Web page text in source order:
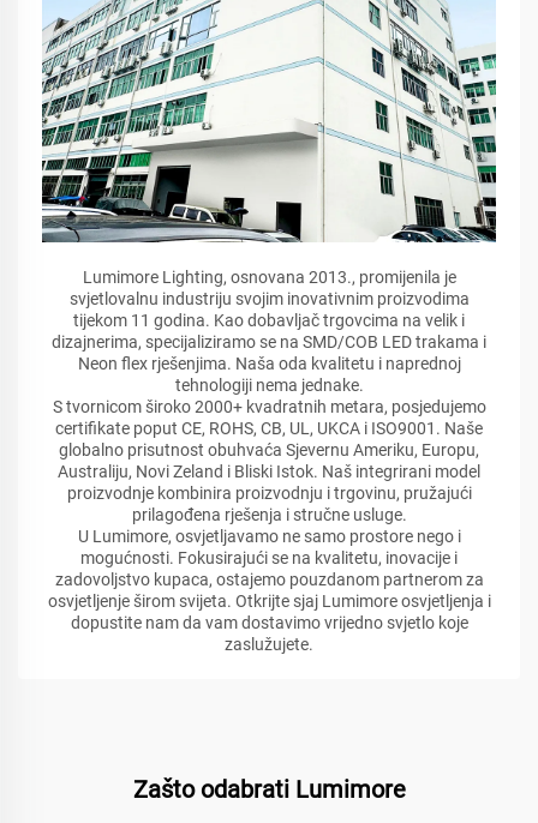
Lumimore Lighting, osnovana 2013., promijenila je
svjetlovalnu industriju svojim inovativnim proizvodima
tijekom 11 godina. Kao dobavljač trgovcima na velik i
dizajnerima, specijaliziramo se na SMD/COB LED trakama i
Neon flex rješenjima. Naša oda kvalitetu i naprednoj
tehnologiji nema jednake.
S tvornicom široko 2000+ kvadratnih metara, posjedujemo
certifikate poput CE, ROHS, CB, UL, UKCA i ISO9001. Naše
globalno prisutnost obuhvaća Sjevernu Ameriku, Europu,
Australiju, Novi Zeland i Bliski Istok. Naš integrirani model
proizvodnje kombinira proizvodnju i trgovinu, pružajući
prilagođena rješenja i stručne usluge.
U Lumimore, osvjetljavamo ne samo prostore nego i
mogućnosti. Fokusirajući se na kvalitetu, inovacije i
zadovoljstvo kupaca, ostajemo pouzdanom partnerom za
osvjetljenje širom svijeta. Otkrijte sjaj Lumimore osvjetljenja i
dopustite nam da vam dostavimo vrijedno svjetlo koje
zaslužujete.
Zašto odabrati Lumimore